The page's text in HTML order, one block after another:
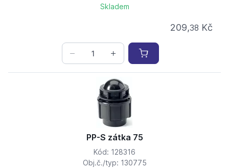
Skladem
209,38 Kč
PP-S zátka 75
Kód: 128316
Obj.č./typ: 130775